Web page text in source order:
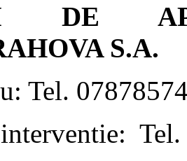
DE
S.A.
Tel.